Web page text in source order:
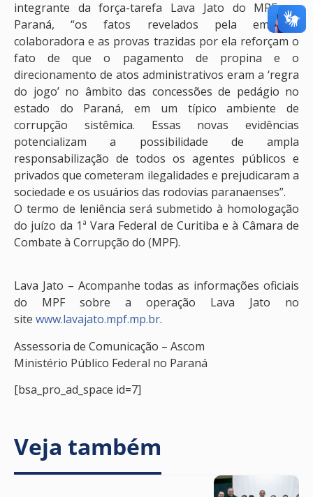
integrante da força-tarefa Lava Jato do MPF no
Paraná, “os fatos revelados pela empresa
colaboradora e as provas trazidas por ela reforçam o
fato de que o pagamento de propina e o
direcionamento de atos administrativos eram a ‘regra
do jogo’ no âmbito das concessões de pedágio no
estado do Paraná, em um típico ambiente de
corrupção sistêmica. Essas novas evidências
potencializam a possibilidade de ampla
responsabilização de todos os agentes públicos e
privados que cometeram ilegalidades e prejudicaram a
sociedade e os usuários das rodovias paranaenses”.
O termo de leniência será submetido à homologação
do juízo da 1ª Vara Federal de Curitiba e à Câmara de
Combate à Corrupção do (MPF).
Lava Jato – Acompanhe todas as informações oficiais
do MPF sobre a operação Lava Jato no
site www.lavajato.mpf.mp.br.
Assessoria de Comunicação – Ascom
Ministério Público Federal no Paraná
[bsa_pro_ad_space id=7]
Veja também